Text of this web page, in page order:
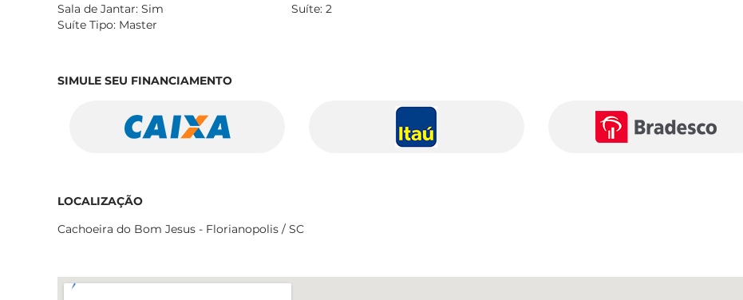
Sala de Jantar: Sim
Suíte: 2
Suíte Tipo: Master
SIMULE SEU FINANCIAMENTO
LOCALIZAÇÃO
Cachoeira do Bom Jesus - Florianopolis / SC